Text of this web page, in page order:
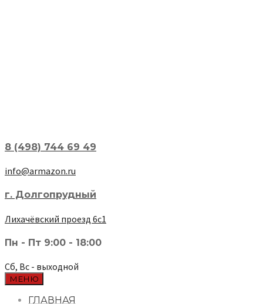
8 (498) 744 69 49
info@armazon.ru
г. Долгопрудный
Лихачёвский проезд 6с1
Пн - Пт 9:00 - 18:00
Сб, Вс - выходной
МЕНЮ
ГЛАВНАЯ